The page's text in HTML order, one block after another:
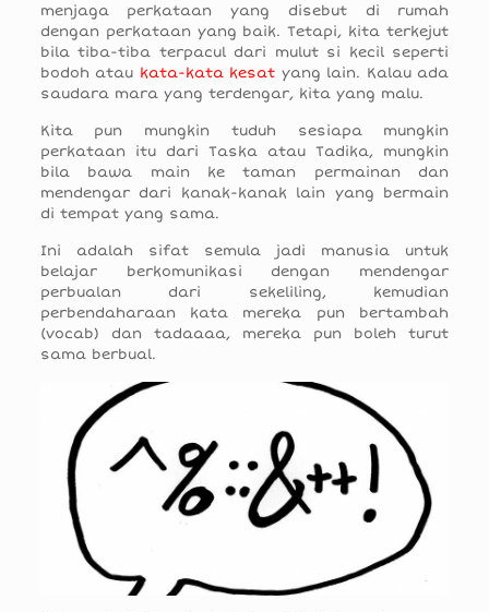
menjaga perkataan yang disebut di rumah
dengan perkataan yang baik. Tetapi, kita terkejut
bila tiba-tiba terpacul dari mulut si kecil seperti
bodoh atau kata-kata kesat yang lain. Kalau ada
saudara mara yang terdengar, kita yang malu.
Kita pun mungkin tuduh sesiapa mungkin
perkataan itu dari Taska atau Tadika, mungkin
bila bawa main ke taman permainan dan
mendengar dari kanak-kanak lain yang bermain
di tempat yang sama.
Ini adalah sifat semula jadi manusia untuk
belajar berkomunikasi dengan mendengar
perbualan dari sekeliling, kemudian
perbendaharaan kata mereka pun bertambah
(vocab) dan tadaaaa, mereka pun boleh turut
sama berbual.